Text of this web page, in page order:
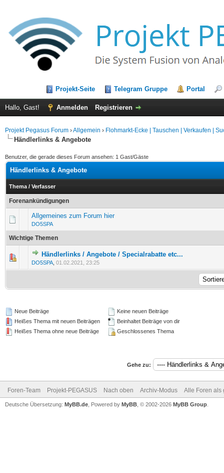
Projekt-Seite Telegram Gruppe Portal
Hallo, Gast! Anmelden Registrieren
Projekt Pegasus Forum ›Allgemein › Flohmarkt-Ecke | Tauschen | Verkaufen |
Händlerlinks & Angebote
Benutzer, die gerade dieses Forum ansehen: 1 Gast/Gäste
Händlerlinks & Angebote
Thema / Verfasser
Forenankündigungen
Allgemeines zum Forum hier
DO5SPA
Wichtige Themen
Händlerlinks / Angebote / Specialrabatte etc...
DO5SPA 01.02.2021, 23:25
0 Bewertung(en) - 0 von 5 durchschnittlich
12345
Neue Beiträge
Heißes Thema mit neuen Beiträgen
Heißes Thema ohne neue Beiträge
Keine neuen Beiträge
Beinhaltet Beiträge von dir
Geschlossenes Thema
Gehe zu:
Foren-Team Projekt-PEGASUS Nach oben Archiv-Modus Alle Foren als
Deutsche Übersetzung: MyBB.de , Powered by MyBB , © 2002-2026 MyBB Group